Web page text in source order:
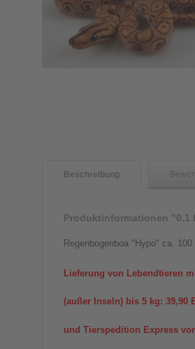
Beschreibung
Produktinformationen "0.1
Regenbogenboa "Hypo" ca. 100
Lieferung von Lebendtieren
(außer Inseln) bis 5 kg: 39,90
und Tierspedition Express